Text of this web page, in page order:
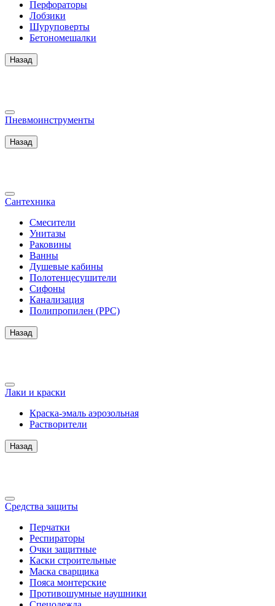
Перфораторы
Лобзики
Шуруповерты
Бетономешалки
Назад
Пневмоинструменты
Назад
Сантехника
Смесители
Унитазы
Раковины
Ванны
Душевые кабины
Полотенцесушители
Сифоны
Канализация
Полипропилен (PPC)
Назад
Лаки и краски
Краска-эмаль аэрозольная
Растворители
Назад
Средства защиты
Перчатки
Респираторы
Очки защитные
Каски строительные
Маска сварщика
Пояса монтерские
Противошумные наушники